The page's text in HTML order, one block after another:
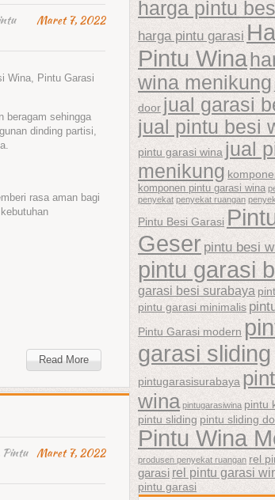
harga pintu
harga pintu garasi
Pintu Wina
wina menikung
door jual garasi
jual pintu besi
pintu garasi wina jual
menikung
komponen pintu garasi wina
penyekat penyekat ruangan
Pintu Besi Garasi
Geser pintu besi
pintu garasi
garasi besi surabaya
pintu garasi minimalis
Pintu Garasi modern
garasi sliding
pintugarasisurabaya
wina pintugarasiwina pintu
pintu sliding pintu sliding
Pintu Wina
produsen penyekat ruangan rel
garasi rel pintu garasi
pintu garasi
Maret 7, 2022
Wina, Pintu Garasi
beragam sehingga
dinding partisi,
rasa aman bagi
Read More
Maret 7, 2022
Pintu